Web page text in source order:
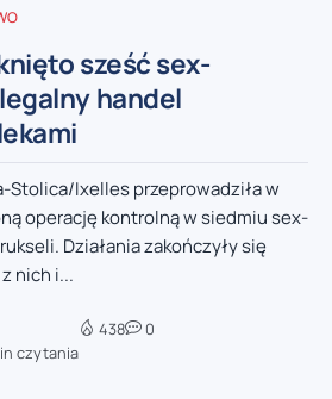
sześć sex-
handel
Stolica/Ixelles przeprowadziła w
operację kontrolną w siedmiu sex-
Działania zakończyły się
nich i...
czytania
438 0